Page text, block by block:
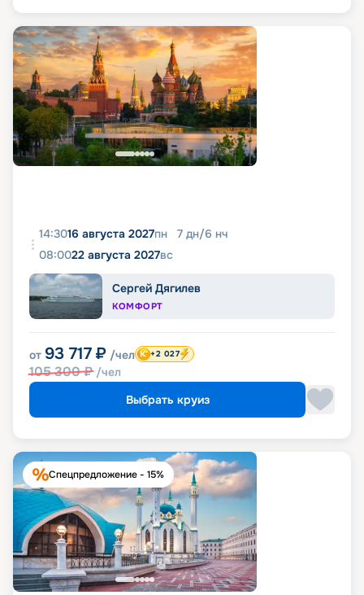
14:3016 августа 2027пн 7 дн/6 нч
08:0022 августа 2027вс
Сергей Дягилев
КОМФОРТ
от 93 717 ₽ /чел
105 300₽ /чел
+2 027
Выбрать круиз
Спецпредложение - 15%